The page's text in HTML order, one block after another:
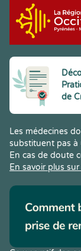
de
Les médecines
substituent pas à
En cas de doute
En savoir plus